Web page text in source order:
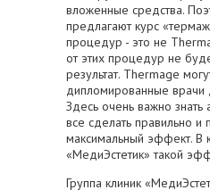
вложенные средства.
предлагают курс
процедур - это не
от этих процедур не
результат. Thermage
дипломированные врачи
Здесь очень важно
все сделать правильно и
максимальный эффект. В
«МедиЭстетик» такой
Группа клиник